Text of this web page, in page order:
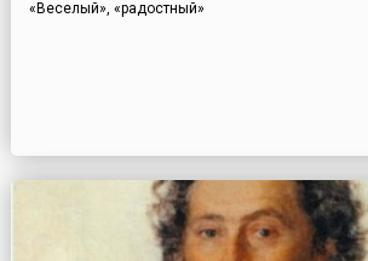
«Веселый», «радостный»